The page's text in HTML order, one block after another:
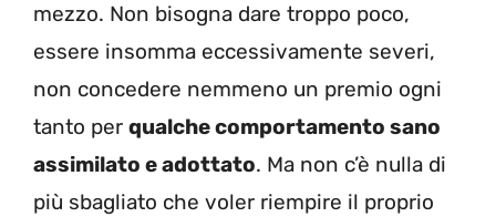
mezzo. Non bisogna dare troppo poco,
essere insomma eccessivamente severi,
non concedere nemmeno un premio ogni
tanto per qualche comportamento sano
assimilato e adottato. Ma non c’è nulla di
più sbagliato che voler riempire il proprio